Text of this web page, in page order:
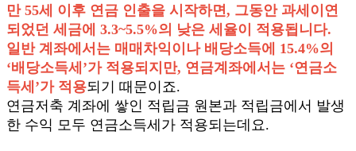
만 55세 이후 연금 인출을 시작하면, 그동안 과세이연
되었던 세금에 3.3~5.5%의 낮은 세율이 적용됩니다.
일반 계좌에서는 매매차익이나 배당소득에 15.4%의
‘배당소득세’가 적용되지만, 연금계좌에서는 ‘연금소
득세’가 적용되기 때문이죠.
연금저축 계좌에 쌓인 적립금 원본과 적립금에서 발생
한 수익 모두 연금소득세가 적용되는데요.